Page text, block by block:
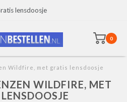
lensdoosje
0
Wildfire, met gratis lensdoosje
WILDFIRE, MET